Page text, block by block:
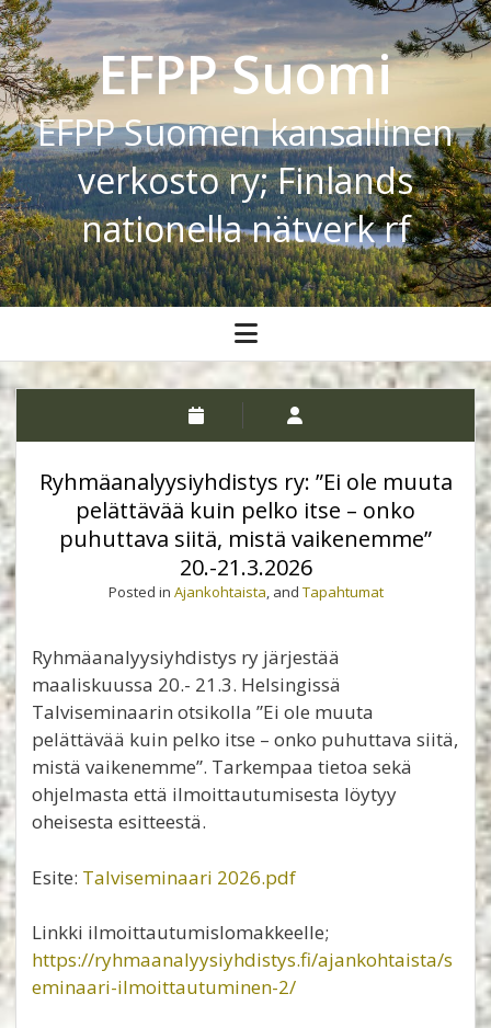
EFPP Suomi
EFPP Suomen kansallinen
verkosto ry; Finlands
nationella nätverk rf
open
menu
Ryhmäanalyysiyhdistys ry: ”Ei ole muuta
pelättävää kuin pelko itse – onko
puhuttava siitä, mistä vaikenemme”
20.-21.3.2026
Posted in Ajankohtaista, and Tapahtumat
Ryhmäanalyysiyhdistys ry järjestää
maaliskuussa 20.- 21.3. Helsingissä
Talviseminaarin otsikolla ”Ei ole muuta
pelättävää kuin pelko itse – onko puhuttava siitä,
mistä vaikenemme”. Tarkempaa tietoa sekä
ohjelmasta että ilmoittautumisesta löytyy
oheisesta esitteestä.
Esite: Talviseminaari 2026.pdf
Linkki ilmoittautumislomakkeelle;
https://ryhmaanalyysiyhdistys.fi/ajankohtaista/s
eminaari-ilmoittautuminen-2/